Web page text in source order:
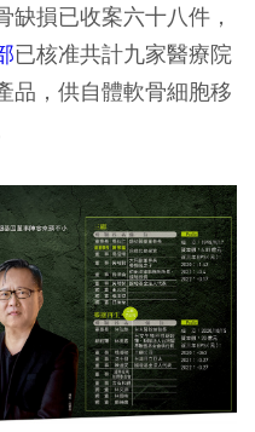
損已收案六十八件，
已核准共計九家醫療院
品，供自體軟骨細胞移